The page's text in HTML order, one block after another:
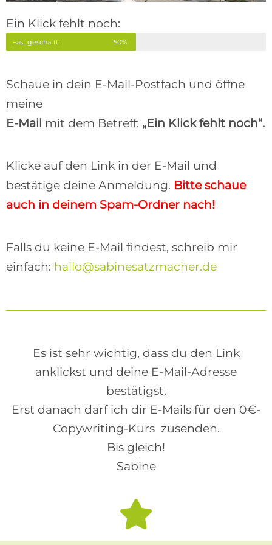
Ein Klick fehlt noch:
Fast geschafft! 50%
Schaue in dein E-Mail-Postfach und öffne
meine
E-Mail mit dem Betreff: „Ein Klick fehlt noch“.
Klicke auf den Link in der E-Mail und
bestätige deine Anmeldung. Bitte schaue
auch in deinem Spam-Ordner nach!
Falls du keine E-Mail findest, schreib mir
einfach: hallo@sabinesatzmacher.de
Es ist sehr wichtig, dass du den Link
anklickst und deine E-Mail-Adresse
bestätigst.
Erst danach darf ich dir E-Mails für den 0€-
Copywriting-Kurs zusenden.
Bis gleich!
Sabine